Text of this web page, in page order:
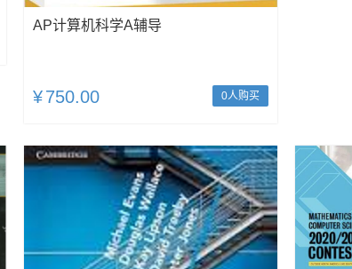
AP计算机科学A辅导
¥750.00 0人购买